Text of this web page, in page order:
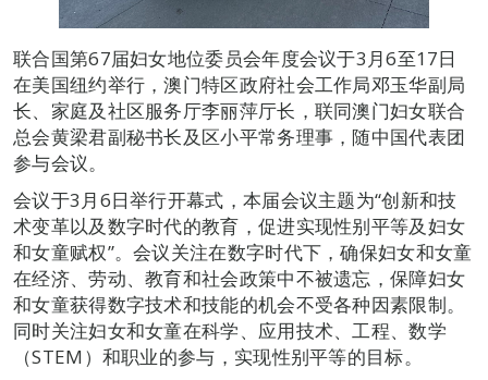
联合国第67届妇女地位委员会年度会议于3月6至17日
在美国纽约举行，澳门特区政府社会工作局邓玉华副局
长、家庭及社区服务厅李丽萍厅长，联同澳门妇女联合
总会黄梁君副秘书长及区小平常务理事，随中国代表团
参与会议。
会议于3月6日举行开幕式，本届会议主题为“创新和技
术变革以及数字时代的教育，促进实现性别平等及妇女
和女童赋权”。会议关注在数字时代下，确保妇女和女童
在经济、劳动、教育和社会政策中不被遗忘，保障妇女
和女童获得数字技术和技能的机会不受各种因素限制。
同时关注妇女和女童在科学、应用技术、工程、数学
（STEM）和职业的参与，实现性别平等的目标。